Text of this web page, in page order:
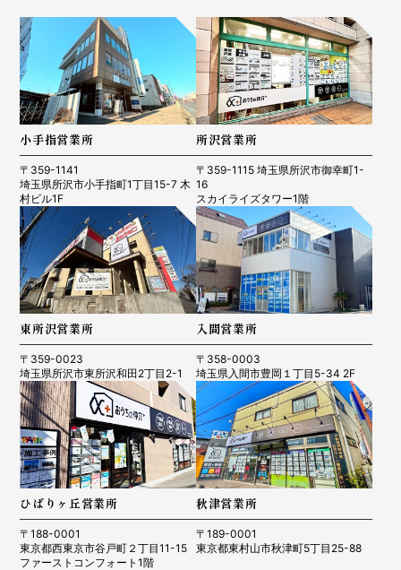
小手指営業所
〒359-1141
埼玉県所沢市小手指町1丁目15-7 木
村ビル1F
所沢営業所
〒359-1115 埼玉県所沢市御幸町1-
16
スカイライズタワー1階
東所沢営業所
〒359-0023
埼玉県所沢市東所沢和田2丁目2-1
入間営業所
〒358-0003
埼玉県入間市豊岡１丁目5-34 2F
ひばりヶ丘営業所
〒188-0001
東京都西東京市谷戸町２丁目11-15
ファーストコンフォート1階
秋津営業所
〒189-0001
東京都東村山市秋津町5丁目25-88